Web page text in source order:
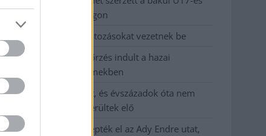
birkózó-világbajnokságon
Jászberényben is korlátozásokat vezetnek be
Átfogó országos ellenőrzés indult a hazai
akkumulátoripari üzemekben
A Tisza visszahúzódott, és évszázadok óta nem
látott maradványok kerültek elő
Mentők és rendőrök lepték el az Ady Endre utat,